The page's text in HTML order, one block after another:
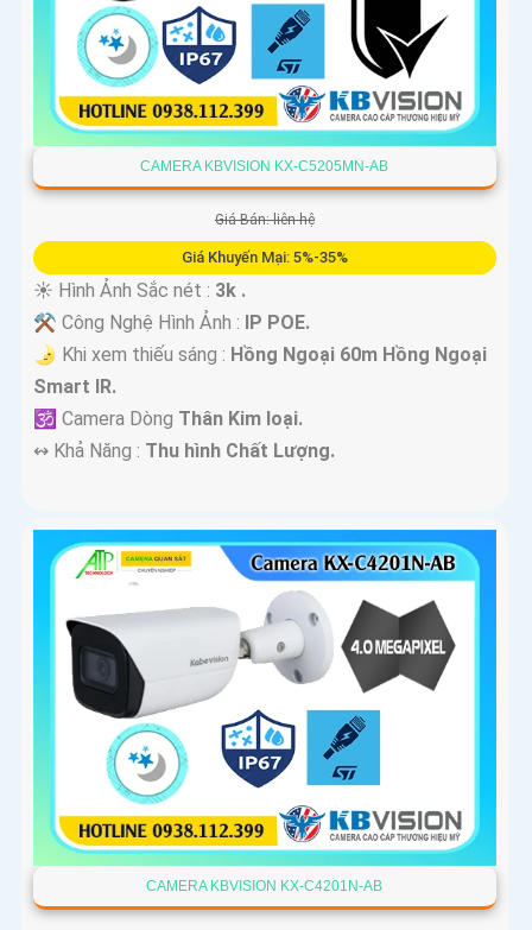
CAMERA KBVISION KX-C5205MN-AB
Giá Bán: liên hệ
Giá Khuyến Mại: 5%-35%
☀️ Hình Ảnh Sắc nét : 3k .
⚒ Công Nghệ Hình Ảnh : IP POE.
🌛 Khi xem thiếu sáng : Hồng Ngoại 60m Hồng Ngoại
Smart IR.
🕉️ Camera Dòng Thân Kim loại.
️↭ Khả Năng : Thu hình Chất Lượng.
CAMERA KBVISION KX-C4201N-AB